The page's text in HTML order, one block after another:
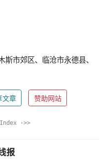
市郊区、临沧市永德县、
文章 赞助网站
·>>
报